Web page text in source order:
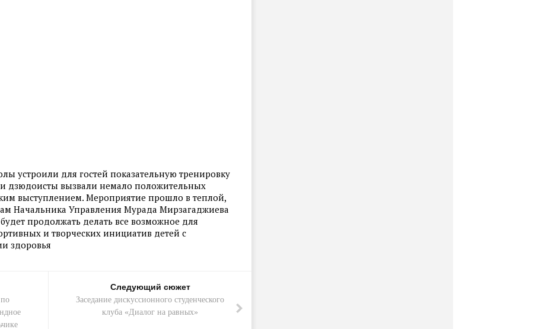
устроили для гостей показательную тренировку
дзюдоисты вызвали немало положительных
выступлением. Мероприятие прошло в теплой,
Начальника Управления Мурада Мирзагаджиева
продолжать делать все возможное для
и творческих инициатив детей с
здоровья
Следующий сюжет
Заседание дискуссионного студенческого
клуба «Диалог на равных»